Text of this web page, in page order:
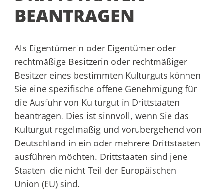
EANTRAGEN
Als Eigentümerin oder Eigentümer oder
rechtmäßige Besitzerin oder rechtmäßiger
Besitzer eines bestimmten Kulturguts können
Sie eine spezifische offene Genehmigung für
die Ausfuhr von Kulturgut in Drittstaaten
beantragen. Dies ist sinnvoll, wenn Sie das
Kulturgut regelmäßig und vorübergehend von
Deutschland in ein oder mehrere Drittstaaten
ausführen möchten. Drittstaaten sind jene
Staaten, die nicht Teil der Europäischen
Union (EU) sind.